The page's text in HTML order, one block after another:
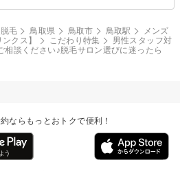
毛 鳥取県 鳥取市 鳥取駅
メンズ
クス】
こだわり特集
男性スタッフ対
相談ください♪脱毛サロン選びに迷ったら
ならもっとおトクで便利！